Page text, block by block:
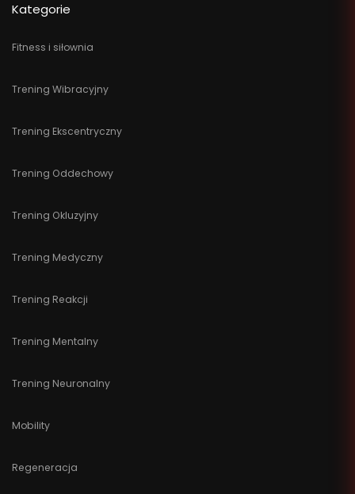
Kategorie
Fitness i siłownia
Trening Wibracyjny
Trening Ekscentryczny
Trening Oddechowy
Trening Okluzyjny
Trening Medyczny
Trening Reakcji
Trening Mentalny
Trening Neuronalny
Mobility
Regeneracja